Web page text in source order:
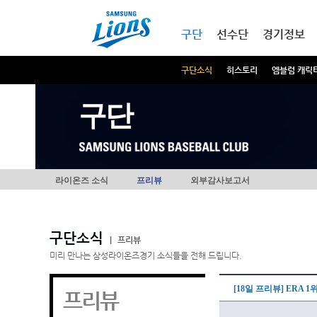
구단
구단소식 히스토리 엠블럼 캐릭
선수단 경기정보
구단
라이온즈 소식 프리뷰 외부감사보고서
구단소식
프리뷰
미리 만나는 삼성라이온즈경기 소식들을 전해 드립니다.
프리뷰 [18일 프리뷰] ERA 1